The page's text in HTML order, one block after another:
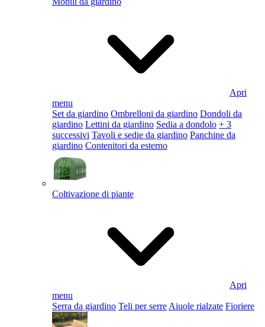
Apri
menu
Set da giardino Ombrelloni da giardino Dondoli da
giardino Lettini da giardino Sedia a dondolo + 3
successivi Tavoli e sedie da giardino Panchine da
giardino Contenitori da esterno
Coltivazione di piante
Apri
menu
Serra da giardino Teli per serre Aiuole rialzate Fioriere